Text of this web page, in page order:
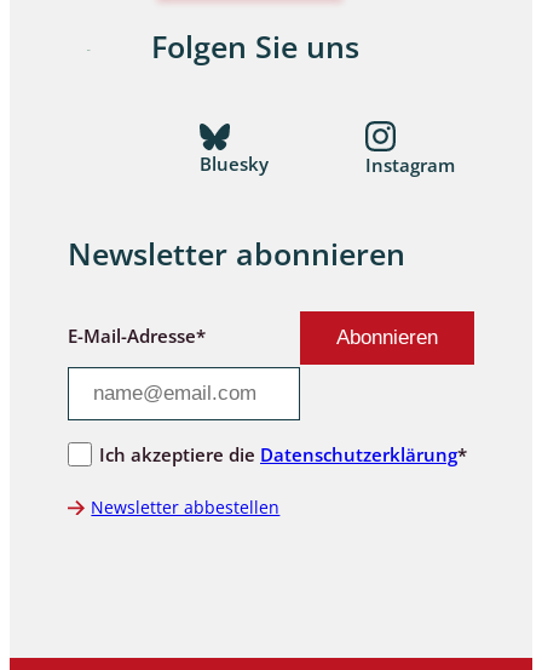
Folgen Sie uns
Bluesky Instagram
Newsletter abonnieren
E-Mail-Adresse*
Ich akzeptiere die Datenschutzerklärung*
Newsletter abbestellen